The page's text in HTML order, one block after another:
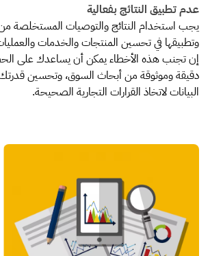
عدم تطبيق النتائج بفعالية
يجب استخدام النتائج والتوصيات المستخلصة
وتطبيقها في تحسين المنتجات والخدمات
إن تجنب هذه الأخطاء يمكن أن يساعدك على
دقيقة وموثوقة من أبحاث السوق، وتحسين
البيانات لاتخاذ القرارات التجارية الصحيحة.